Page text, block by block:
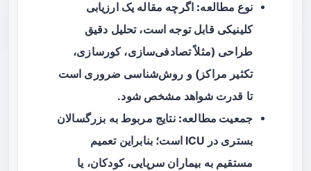
نوع مطالعه: اگرچه مقاله یک ارزیابی
کلینیکی قابل توجه است، تحلیل دقیق
طراحی (مثلاً تصادفی‌سازی، کورسازی،
تکثیر مراکز) و روش‌شناسی ضروری است
تا قدرت شواهد مشخص شود.
جمعیت مطالعه: نتایج مربوط به بزرگسالان
بستری در ICU است؛ بنابراین تعمیم
مستقیم به بیماران سرپایی، کودکان، یا